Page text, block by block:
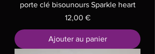
porte clé bisounours Sparkle heart
Prix
12,00 €
Ajouter au panier